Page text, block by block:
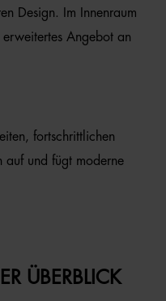
Design. Im Innenraum
erweitertes Angebot an
fortschrittlichen
auf und fügt moderne
ÜBERBLICK